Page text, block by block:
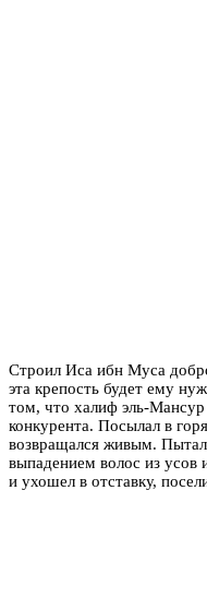
Строил Иса ибн Муса
эта крепость будет ему
том, что халиф эль-Мансур
конкурента. Посылал в
возвращался живым.
выпадением волос из
и ухошел в отставку,